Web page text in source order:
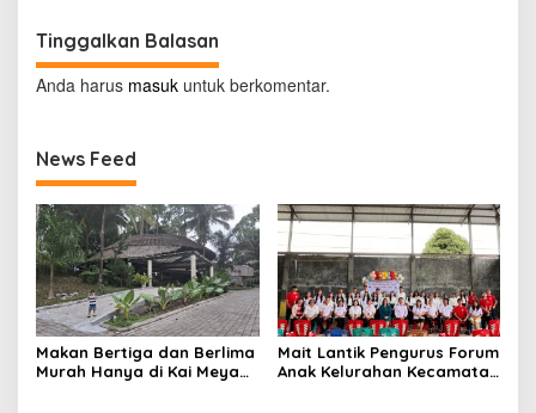
Tinggalkan Balasan
Anda harus masuk untuk berkomentar.
News Feed
Makan Bertiga dan Berlima
Murah Hanya di Kai Meya
Mait Lantik Pengurus Forum
Anak Kelurahan Kecamatan